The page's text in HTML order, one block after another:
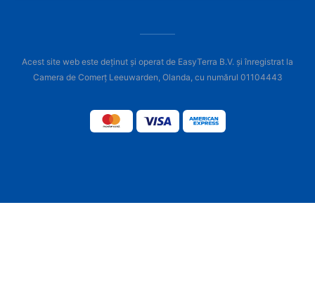
Acest site web este deținut și operat de EasyTerra B.V. și înregistrat la
Camera de Comerț Leeuwarden, Olanda, cu numărul 01104443